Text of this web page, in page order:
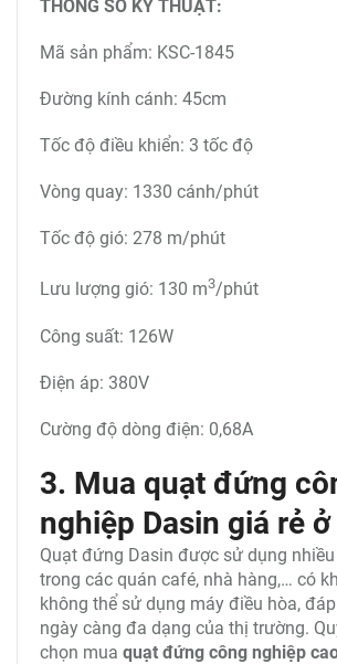
THÔNG SỐ KỸ THUẬT:
Mã sản phẩm: KSC-1845
Đường kính cánh: 45cm
Tốc độ điều khiển: 3 tốc độ
Vòng quay: 1330 cánh/phút
Tốc độ gió: 278 m/phút
Lưu lượng gió: 130 m3/phút
Công suất: 126W
Điện áp: 380V
Cường độ dòng điện: 0,68A
3. Mua quạt đứng
nghiệp Dasin giá rẻ
Quạt đứng Dasin được sử dụng
trong các quán café, nhà hàng,… có
không thể sử dụng máy điều hòa,
ngày càng đa dạng của thị trường.
chọn mua quạt đứng công nghiệp